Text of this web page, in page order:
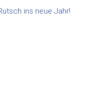
ins neue Jahr!